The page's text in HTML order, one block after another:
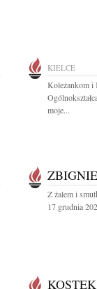
KIELCE
Koleżankom i
moje...
Z żalem i
17 grudnia